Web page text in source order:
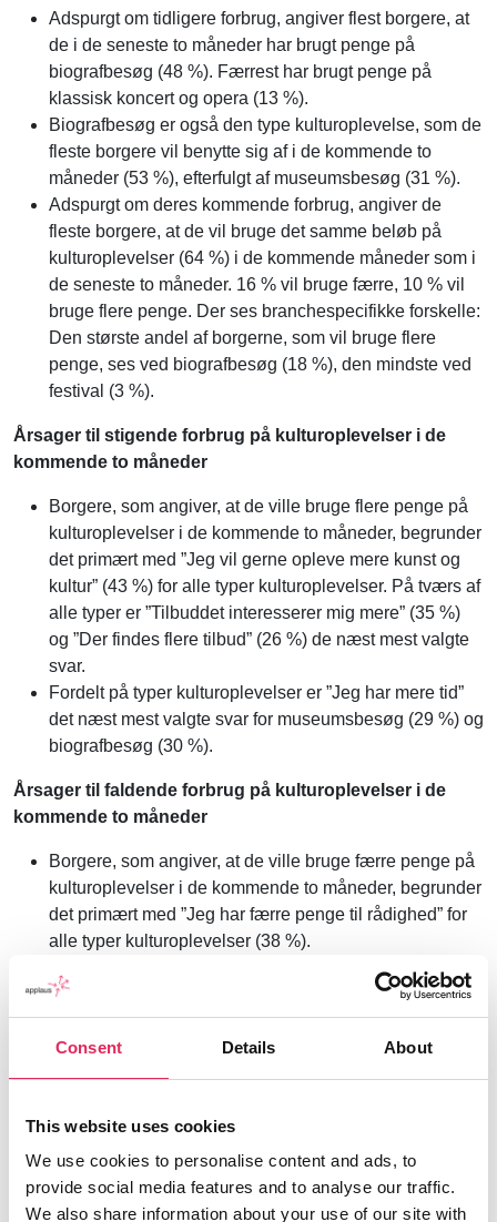
Consent Details About
This website uses cookies
We use cookies to personalise content and ads, to
provide social media features and to analyse our traffic.
We also share information about your use of our site with
Adspurgt om tidligere forbrug, angiver flest borgere, at
de i de seneste to måneder har brugt penge på
biografbesøg (48 %). Færrest har brugt penge på
klassisk koncert og opera (13 %).
Biografbesøg er også den type kulturoplevelse, som de
fleste borgere vil benytte sig af i de kommende to
måneder (53 %), efterfulgt af museumsbesøg (31 %).
Adspurgt om deres kommende forbrug, angiver de
fleste borgere, at de vil bruge det samme beløb på
kulturoplevelser (64 %) i de kommende måneder som i
de seneste to måneder. 16 % vil bruge færre, 10 % vil
bruge flere penge. Der ses branchespecifikke forskelle:
Den største andel af borgerne, som vil bruge flere
penge, ses ved biografbesøg (18 %), den mindste ved
festival (3 %).
Årsager til stigende forbrug på kulturoplevelser i de
kommende to måneder
Borgere, som angiver, at de ville bruge flere penge på
kulturoplevelser i de kommende to måneder, begrunder
det primært med ”Jeg vil gerne opleve mere kunst og
kultur” (43 %) for alle typer kulturoplevelser. På tværs af
alle typer er ”Tilbuddet interesserer mig mere” (35 %)
og ”Der findes flere tilbud” (26 %) de næst mest valgte
svar.
Fordelt på typer kulturoplevelser er ”Jeg har mere tid”
det næst mest valgte svar for museumsbesøg (29 %) og
biografbesøg (30 %).
Årsager til faldende forbrug på kulturoplevelser i de
kommende to måneder
Borgere, som angiver, at de ville bruge færre penge på
kulturoplevelser i de kommende to måneder, begrunder
det primært med ”Jeg har færre penge til rådighed” for
alle typer kulturoplevelser (38 %).
– ”Tilbuddet interesserer mig mindre” for klassisk musik
& opera (31 %), teaterforestillinger (26 %) og rytmisk
koncert (26 %).
– ”Jeg har mindre tid” til museumsbesøg (33 %) og
– ”Der findes færre tilbud” for festival
Kulturbarometeret er gennemført af Applaus i samarbejde
medEpinion.Tak tilDansk Kulturliv .